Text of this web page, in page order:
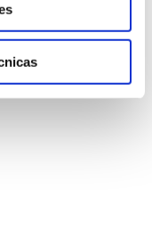
energética